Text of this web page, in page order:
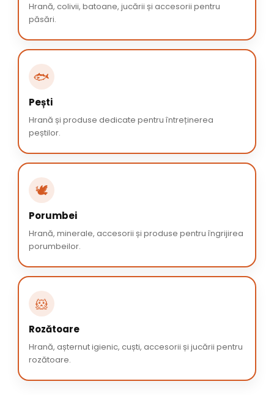
Hrană, colivii, batoane, jucării și accesorii pentru
păsări.
🐟
Pești
Hrană și produse dedicate pentru întreținerea
peștilor.
🕊️
Porumbei
Hrană, minerale, accesorii și produse pentru îngrijirea
porumbeilor.
🐹
Rozătoare
Hrană, așternut igienic, cuști, accesorii și jucării pentru
rozătoare.